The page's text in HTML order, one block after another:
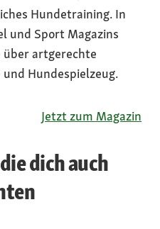
Hundetraining. In
und Sport Magazins
artgerechte
Hundespielzeug.
Jetzt zum Magazin
dich auch